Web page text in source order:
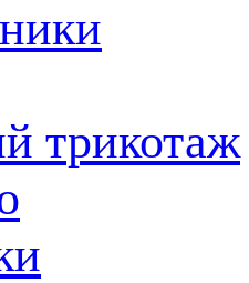
трикотаж